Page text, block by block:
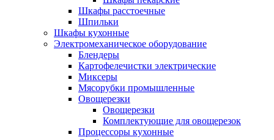
Шкафы расстоечные
Шпильки
Шкафы кухонные
Электромеханическое оборудование
Блендеры
Картофелечистки электрические
Миксеры
Мясорубки промышленные
Овощерезки
Овощерезки
Комплектующие для овощерезок
Процессоры кухонные